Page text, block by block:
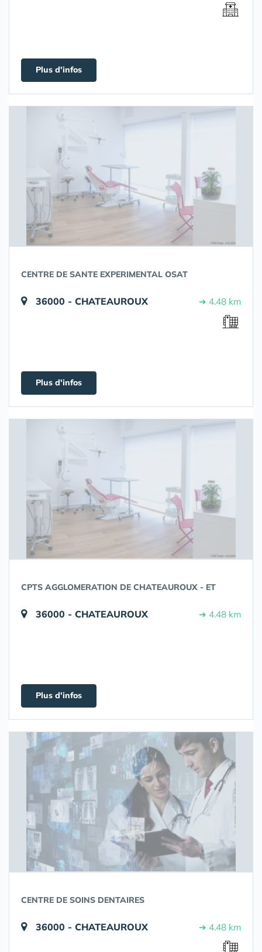
Plus d'infos
CENTRE DE SANTE EXPERIMENTAL OSAT
36000 - CHATEAUROUX ➔ 4.48 km
Plus d'infos
CPTS AGGLOMERATION DE CHATEAUROUX - ET
36000 - CHATEAUROUX ➔ 4.48 km
Plus d'infos
CENTRE DE SOINS DENTAIRES
36000 - CHATEAUROUX ➔ 4.48 km